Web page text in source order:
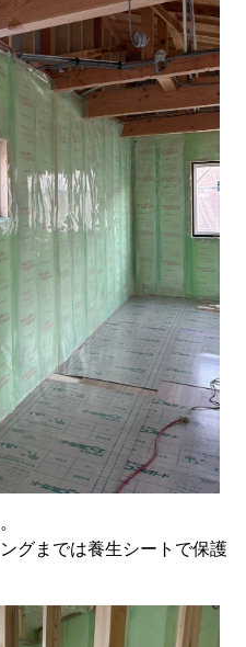
グまでは養生シートで保護